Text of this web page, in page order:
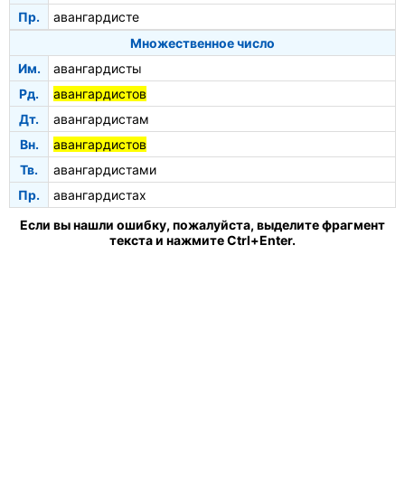
Пр.
авангардисте
Множественное число
Им.
авангардисты
Рд.
авангардистов
Дт.
авангардистам
Вн.
авангардистов
Тв.
авангардистами
Пр.
авангардистах
Если вы нашли ошибку, пожалуйста, выделите фрагмент
текста и нажмите Ctrl+Enter.